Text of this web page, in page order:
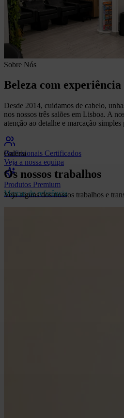
Sobre Nós
Beleza com experiência
Desde 2014, cuidamos de cabelo,
nos nossos três salões em Lisboa. A
atenção ao detalhe e marcação simples
Profissionais Certificados
Veja a nossa equipa
Produtos Premium
Marcas de referência
Galeria
Os nossos trabalhos
Veja alguns dos nossos trabalhos e